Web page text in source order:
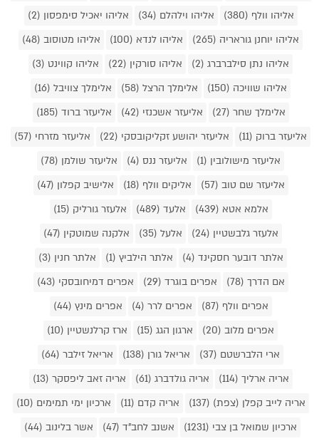
אליהו וולף (380)
אליהו וילהלם (34)
אליהו יאכיל סימפסון (2)
אליהו יוחנן גוראריה (265)
אליהו לנדא (100)
אליהו מטוסוב (48)
אליהו נתן סילברברג (2)
אליהו סורקין (22)
אליהו קווינט (3)
אליהו שוויכה (150)
אלימלך הרצל (58)
אלימלך צוויבל (16)
אלימלך שחר (27)
אליעזר אשכנזי (42)
אליעזר ברוד (185)
אליעזר ברוק (11)
אליעזר יהושע זקליקובסקי (22)
אליעזר מזרחי (57)
אליעזר מישולובין (1)
אליעזר ננס (4)
אליעזר שולמן (78)
אליעזר שם טוב (57)
אליקים וולף (18)
אלישיב קפלון (47)
אלמא אטא (439)
אלעד (489)
אלעזר גורליק (15)
אלעזר גלבשטיין (24)
אלעל (35)
אלקנה שמוטקין (47)
אלתר דובער חסקינד (4)
אלתר הילביץ (1)
אלתר חנין (3)
אם הדרך (78)
אפרים בוגרד (29)
אפרים דמיחובסקי (43)
אפרים וולף (87)
אפרים לרר (4)
אפרים מינץ (44)
אפרים מלוב (20)
ארגון הגג (15)
ארז קרלנשטיין (10)
ארי הלברשטם (37)
אריאל גורן (138)
אריאל זילבר (64)
אריה ארליך (114)
אריה גולדברג (61)
אריה זאב ליפסקר (13)
אריה לייב קפלן (צפת) (137)
אריה קדם (11)
ארכיון ימי תמימים (10)
ארכיון שמואל בן צבי (1231)
אשנב לחב"ד (47)
אשר בלינוב (44)